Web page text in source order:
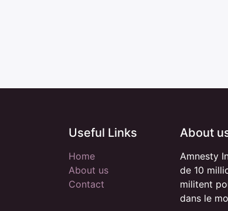
Useful Links
Home
About us
Contact
About
Amnesty
de 10
militent
dans le